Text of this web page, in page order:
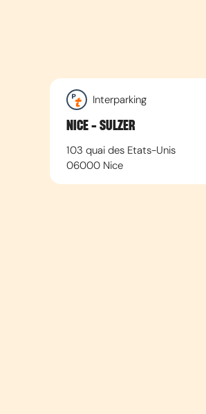
Interparking
NICE - SULZER
103 quai des Etats-Unis
06000 Nice